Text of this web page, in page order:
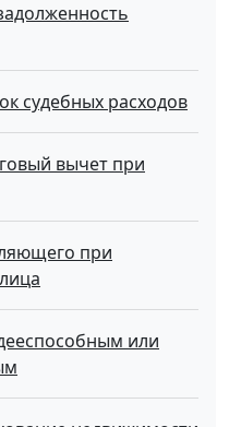
судебных расходов
вычет при
при
или